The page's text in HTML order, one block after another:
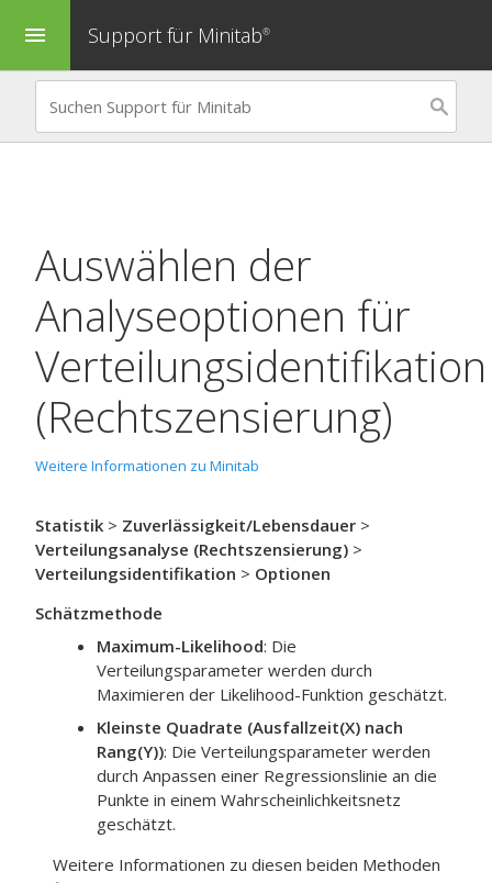
menu Support für Minitab®
Auswählen der
Analyseoptionen für
Verteilungsidentifikation
(Rechtszensierung)
Weitere Informationen zu Minitab
Statistik > Zuverlässigkeit/Lebensdauer >
Verteilungsanalyse (Rechtszensierung) >
Verteilungsidentifikation > Optionen
Schätzmethode
Maximum-Likelihood: Die
Verteilungsparameter werden durch
Maximieren der Likelihood-Funktion geschätzt.
Kleinste Quadrate (Ausfallzeit(X) nach
Rang(Y)): Die Verteilungsparameter werden
durch Anpassen einer Regressionslinie an die
Punkte in einem Wahrscheinlichkeitsnetz
geschätzt.
Weitere Informationen zu diesen beiden Methoden